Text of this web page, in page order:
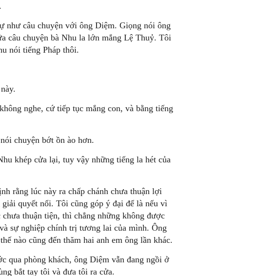
như câu chuyện với ông Diệm. Giọng nói ông
câu chuyện bà Nhu la lớn mắng Lệ Thuỷ. Tôi
nói tiếng Pháp thôi.
nghe, cứ tiếp tục mắng con, và bằng tiếng
chuyện bớt ồn ào hơn.
khép cửa lại, tuy vậy những tiếng la hét của
rằng lúc này ra chấp chánh chưa thuận lợi
quyết nổi. Tôi cũng góp ý đại để là nếu vì
thuận tiện, thì chẳng những không được
sự nghiệp chính trị tương lai của mình. Ông
nào cũng đến thăm hai anh em ông lần khác.
qua phòng khách, ông Diệm vẫn đang ngồi ở
bắt tay tôi và đưa tôi ra cửa.